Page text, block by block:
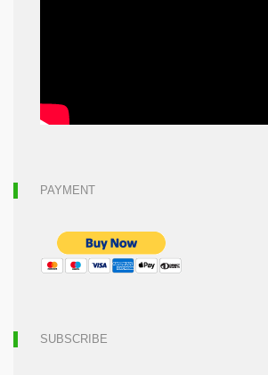
PAYMENT
SUBSCRIBE